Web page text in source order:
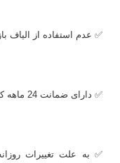
✅ عدم استفاده از الیاف
✅ دارای ضمانت 24 ماهه کیفیت فرش
✅ به علت تغییرات